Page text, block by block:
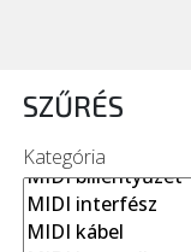
SZŰRÉS
Kategória